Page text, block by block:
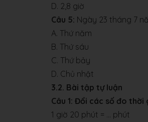
D. 2,8 giờ
Câu 5: Ngày 23 tháng 7
A. Thứ năm
B. Thứ sáu
C. Thứ bảy
D. Chủ nhật
3.2. Bài tập tự luận
Câu 1: Đổi các số đo thời
1 giờ 20 phút = … phút